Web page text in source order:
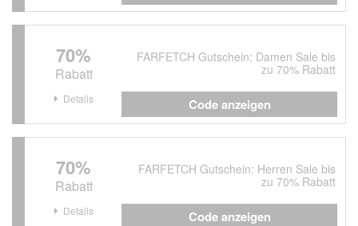
70%
Rabatt
FARFETCH Gutschein: Damen Sale bis
zu 70% Rabatt
Details Code anzeigen
70%
Rabatt
FARFETCH Gutschein: Herren Sale bis
zu 70% Rabatt
Details Code anzeigen